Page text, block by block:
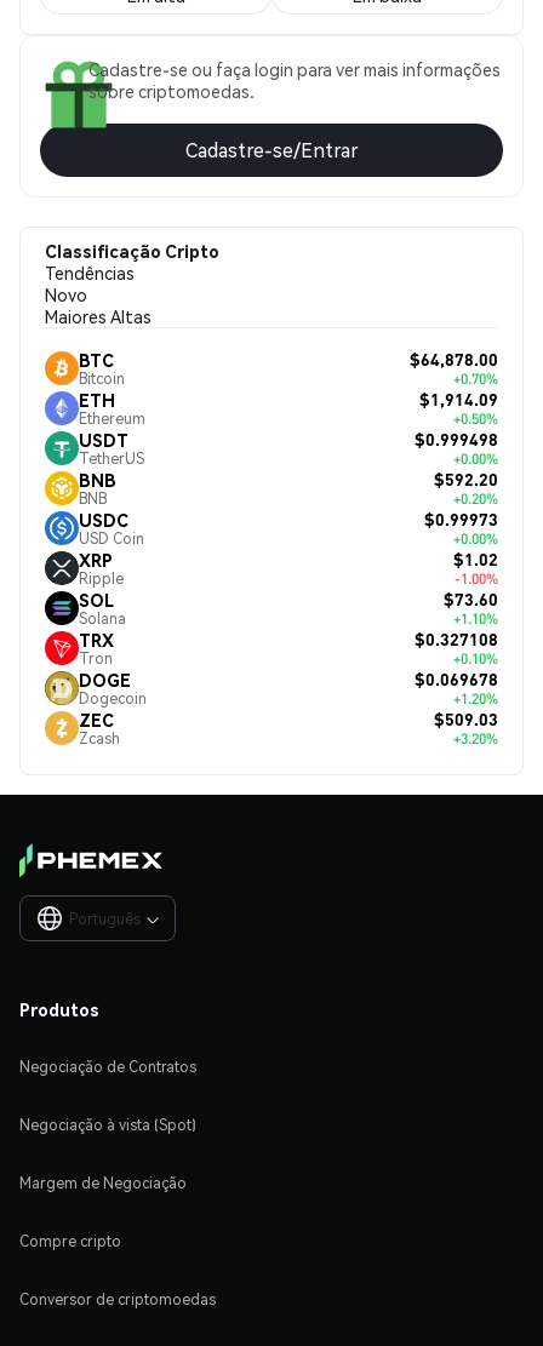
Cadastre-se ou faça login para ver mais informações
sobre criptomoedas.
Cadastre-se/Entrar
Classificação Cripto
Tendências
Novo
Maiores Altas
BTC
Bitcoin
$64,878.00
+0.70%
ETH
Ethereum
$1,914.09
+0.50%
USDT
TetherUS
$0.999498
+0.00%
BNB
BNB
$592.20
+0.20%
USDC
USD Coin
$0.99973
+0.00%
XRP
Ripple
$1.02
-1.00%
SOL
Solana
$73.60
+1.10%
TRX
Tron
$0.327108
+0.10%
DOGE
Dogecoin
$0.069678
+1.20%
ZEC
Zcash
$509.03
+3.20%
Português 
Produtos
Negociação de Contratos
Negociação à vista (Spot)
Margem de Negociação
Compre cripto
Conversor de criptomoedas